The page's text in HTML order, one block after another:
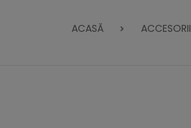
ACASĂ ACCESORII